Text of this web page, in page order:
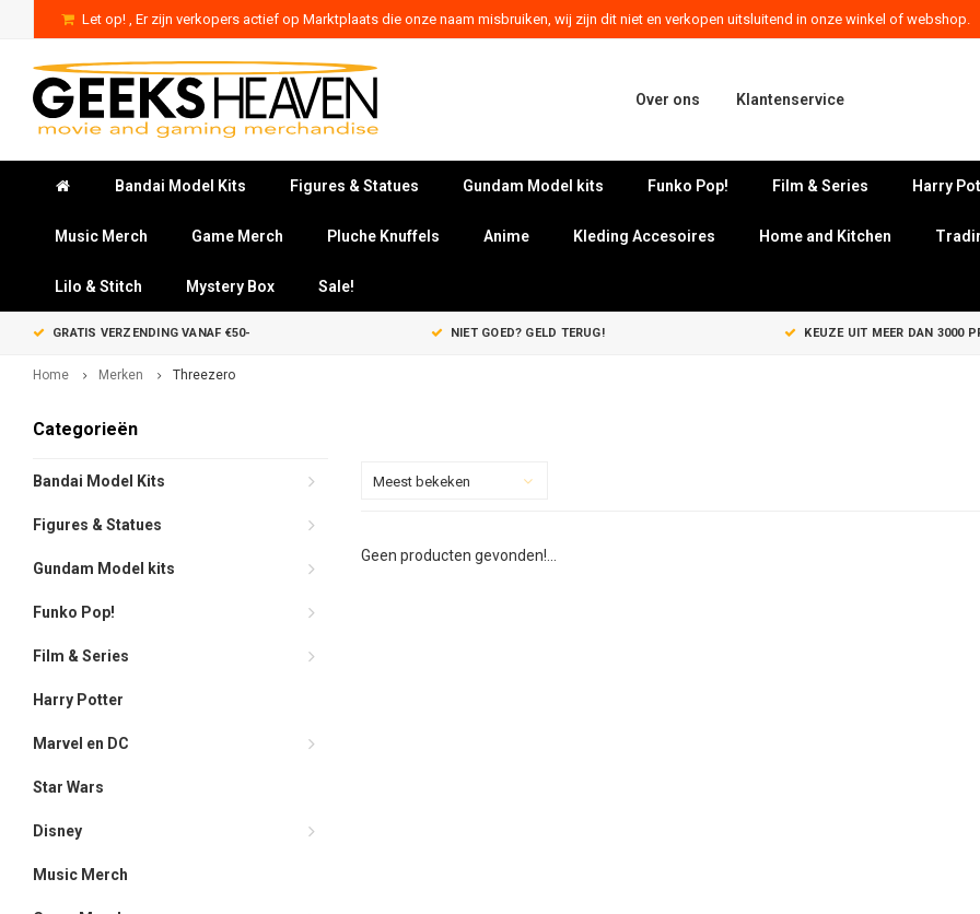
Let op! , Er zijn verkopers actief op Marktplaats die onze naam misbruiken, wij zijn dit niet en verkopen uitsluitend in onze winkel of webshop.
Over ons Klantenservice
Bandai Model Kits Figures & Statues Gundam Model kits Funko Pop! Film & Series Harry
Music Merch Game Merch Pluche Knuffels Anime Kleding Accesoires Home and Kitchen
Lilo & Stitch Mystery Box Sale!
GRATIS VERZENDING VANAF €50- NIET GOED? GELD TERUG! KEUZE UIT MEER DAN 3000
Home Merken Threezero
Categorieën
Bandai Model Kits
Figures & Statues
Gundam Model kits
Funko Pop!
Film & Series
Harry Potter
Marvel en DC
Star Wars
Disney
Music Merch
Meest bekeken
Geen producten gevonden!...